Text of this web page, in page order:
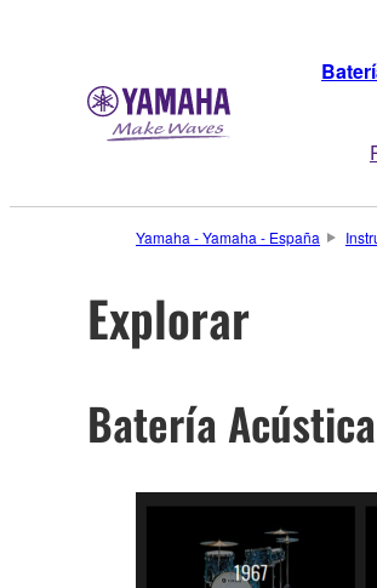
Yamaha - Yamaha - España
Explorar
Batería Acústica